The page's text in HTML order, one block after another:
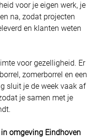
voor je eigen werk, je
na, zodat projecten
en klanten weten
voor gezelligheid. Er
zomerborrel en een
sluit je de week vaak af
je samen met je
omgeving Eindhoven